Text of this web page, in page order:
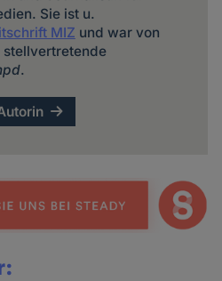
Sie ist u.
MIZ und war von
stellvertretende
.